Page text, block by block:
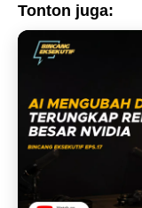
Tonton juga: